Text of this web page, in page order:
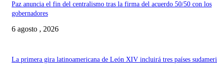
Paz anuncia el fin del centralismo tras la firma del acuerdo 50/50 con los
gobernadores
6 agosto , 2026
La primera gira latinoamericana de León XIV incluirá tres países